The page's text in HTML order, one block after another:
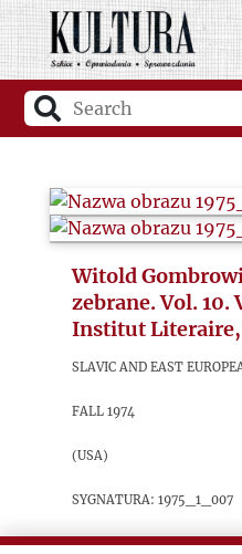
Witold
zebrane. Vol. 10.
Institut Literaire,
Slavic and East
Fall 1974
(USA)
sygnatura: 1975_1_007
Recenzja ostatniego